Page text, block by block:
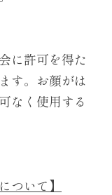
に許可を得た
す。お顔がは
なく使用する
ついて】